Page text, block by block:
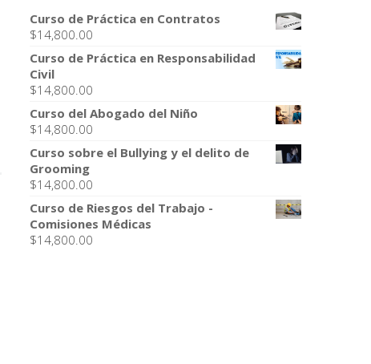
Curso de Práctica en Contratos
$14,800.00
Curso de Práctica en Responsabilidad
Civil
$14,800.00
Curso del Abogado del Niño
$14,800.00
Curso sobre el Bullying y el delito de
Grooming
$14,800.00
Curso de Riesgos del Trabajo -
Comisiones Médicas
$14,800.00